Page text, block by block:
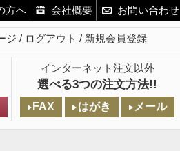
方へ 会社概要 お問い合わせ
ジ ログアウト 新規会員登録
インターネット注文以外
選べる3つの注文方法!!
FAX はがき メール